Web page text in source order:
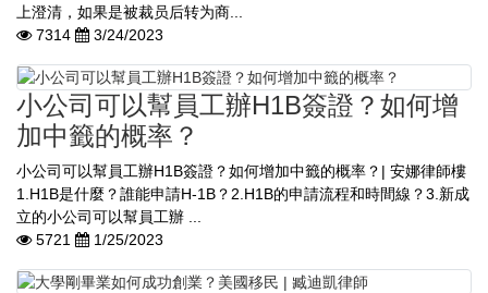
上澄清，如果是被裁员后转为商...
7314
3/24/2023
小公司可以幫員工辦H1B簽證？如何增
加中籤的概率？
小公司可以幫員工辦H1B簽證？如何增加中籤的概率？| 安娜律師樓
1.H1B是什麼？誰能申請H-1B？2.H1B的申請流程和時間線？3.新成
立的小公司可以幫員工辦 ...
5721
1/25/2023